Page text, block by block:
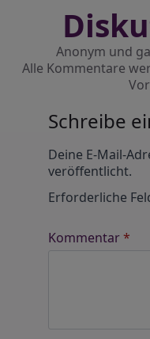
Anonym und
Alle Kommentare
Schreibe
Deine E-Mail-
veröffentlicht.
Erforderliche
Kommentar*